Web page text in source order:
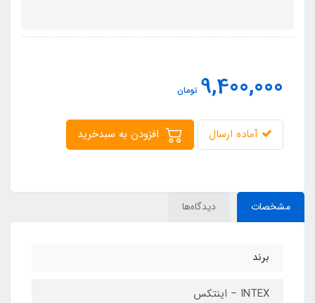
9,400,000 تومان
آماده ارسال
مشخصات دیدگاه‌ها
برند
INTEX – اینتکس